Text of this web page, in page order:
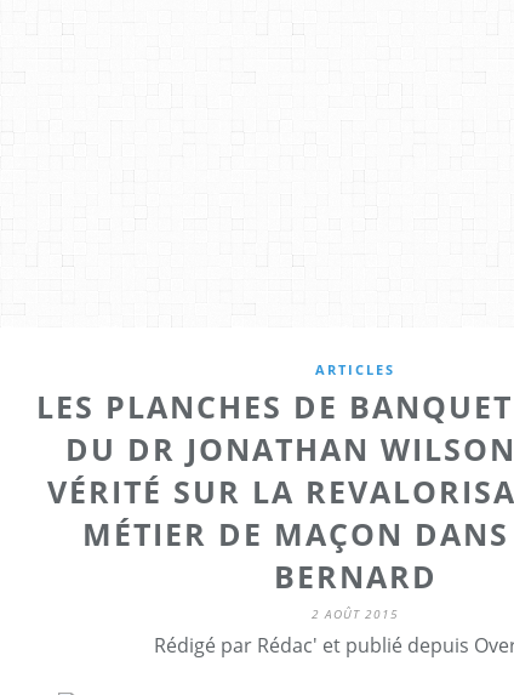
ARTICLES
LES PLANCHES DE
DU DR JONATHAN
VÉRITÉ SUR LA
MÉTIER DE MAÇON
BERNARD
2 AOÛT 2015
Rédigé par Rédac' et publié depuis